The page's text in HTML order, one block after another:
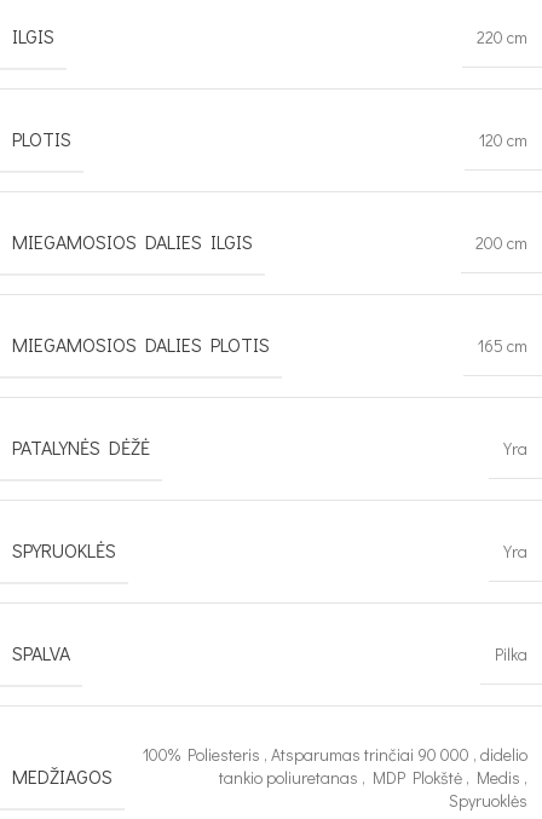
ILGIS 220 cm
PLOTIS 120 cm
MIEGAMOSIOS DALIES ILGIS 200 cm
MIEGAMOSIOS DALIES PLOTIS 165 cm
PATALYNĖS DĖŽĖ Yra
SPYRUOKLĖS Yra
SPALVA Pilka
MEDŽIAGOS
100% Poliesteris , Atsparumas trinčiai 90 000 , didelio
tankio poliuretanas , MDP Plokštė , Medis ,
Spyruoklės